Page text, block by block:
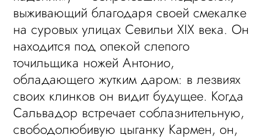
выживающий благодаря своей смекалке
на суровых улицах Севильи XIX века. Он
находится под опекой слепого
точильщика ножей Антонио,
обладающего жутким даром: в лезвиях
своих клинков он видит будущее. Когда
Сальвадор встречает соблазнительную,
свободолюбивую цыганку Кармен, он,